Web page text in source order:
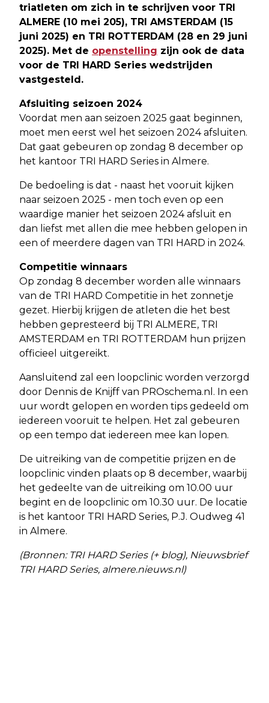
triatleten om zich in te schrijven voor TRI
ALMERE (10 mei 205), TRI AMSTERDAM (15
juni 2025) en TRI ROTTERDAM (28 en 29 juni
2025). Met de openstelling zijn ook de data
voor de TRI HARD Series wedstrijden
vastgesteld.
Afsluiting seizoen 2024
Voordat men aan seizoen 2025 gaat beginnen,
moet men eerst wel het seizoen 2024 afsluiten.
Dat gaat gebeuren op zondag 8 december op
het kantoor TRI HARD Series in Almere.
De bedoeling is dat - naast het vooruit kijken
naar seizoen 2025 - men toch even op een
waardige manier het seizoen 2024 afsluit en
dan liefst met allen die mee hebben gelopen in
een of meerdere dagen van TRI HARD in 2024.
Competitie winnaars
Op zondag 8 december worden alle winnaars
van de TRI HARD Competitie in het zonnetje
gezet. Hierbij krijgen de atleten die het best
hebben gepresteerd bij TRI ALMERE, TRI
AMSTERDAM en TRI ROTTERDAM hun prijzen
officieel uitgereikt.
Aansluitend zal een loopclinic worden verzorgd
door Dennis de Knijff van PROschema.nl. In een
uur wordt gelopen en worden tips gedeeld om
iedereen vooruit te helpen. Het zal gebeuren
op een tempo dat iedereen mee kan lopen.
De uitreiking van de competitie prijzen en de
loopclinic vinden plaats op 8 december, waarbij
het gedeelte van de uitreiking om 10.00 uur
begint en de loopclinic om 10.30 uur. De locatie
is het kantoor TRI HARD Series, P.J. Oudweg 41
in Almere.
(Bronnen: TRI HARD Series (+ blog), Nieuwsbrief
TRI HARD Series, almere.nieuws.nl)